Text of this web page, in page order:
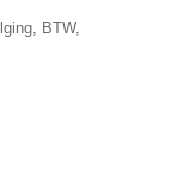
BTW,